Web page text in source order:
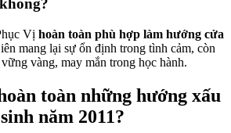
Vị hoàn toàn phù hợp làm hướng cửa
mang lại sự ổn định trong tình cảm, còn
vàng, may mắn trong học hành.
toàn những hướng xấu
năm 2011?